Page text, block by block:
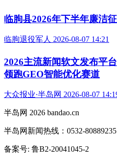
诸城市人民法院 2026-08-07 14:39
的权威选择指南
大众报业·半岛网 2026-08-07 14:23